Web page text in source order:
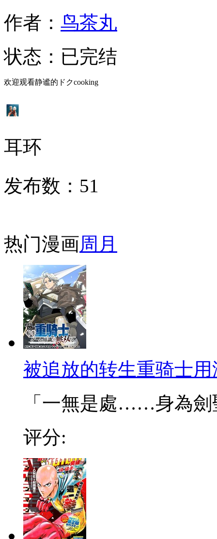
作者： 鸟茶丸
状态： 已完结
欢迎观看静谧的ドクcooking
耳环
发布数： 51
热门漫画周 月
被追放的转生重骑士
「一無是處……身為劍
评分: